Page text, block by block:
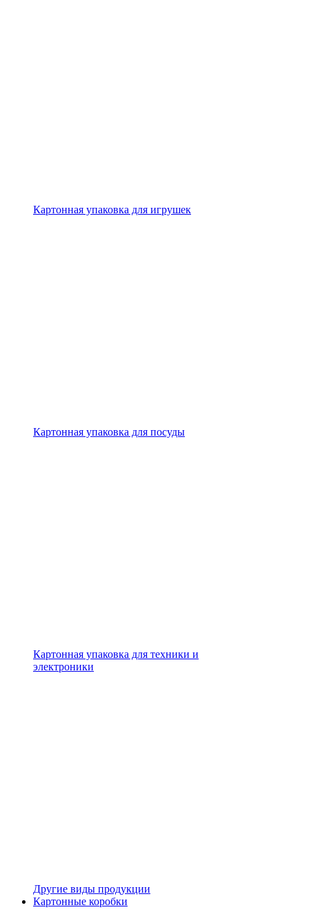
Картонная упаковка для игрушек
Картонная упаковка для посуды
Картонная упаковка для техники и
электроники
Другие виды продукции
Картонные коробки